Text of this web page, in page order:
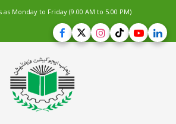
Monday to Friday (9.00 AM to 5.00 PM)